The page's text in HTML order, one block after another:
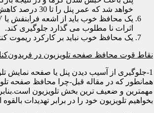
خواهد شد که عمر پنل را تا 30 درصد کاهش خواهد داد.
اثرات نا مطلوب می گذارد جلوگیری کند.
یک محافظ خوب نباید بر کارکرد ریموت
نقاط قوت محافظ صفحه تلویزیون در
1-جلوگیری از آسیب دیدن پنل یا صفحه نمایش
همانطور که در مقاله قبل-چرا محافظ صفحه
مهمترین و ضعیف ترین بخش تلویزیون
بخواهیم تلویزیون خود را در برابر تهدیدات بالقوه